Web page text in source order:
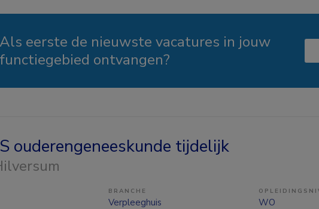
Als eerste de nieuwste vacatures in jouw
functiegebied ontvangen?
ouderengeneeskunde tijdelijk
BRANCHE
Verpleeghuis WO